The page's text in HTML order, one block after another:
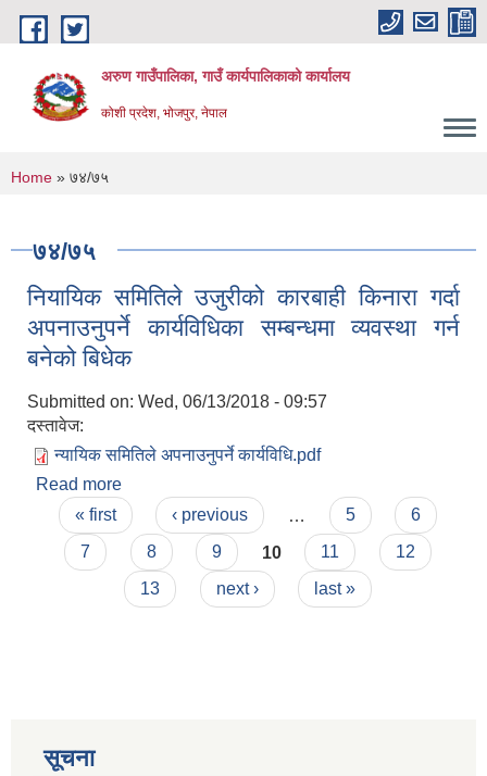
Skip to main content
अरुण गाउँपालिका, गाउँ कार्यपालिकाको कार्यालय
कोशी प्रदेश, भोजपुर, नेपाल
You are here
Home » ७४/७५
७४/७५
नियायिक समितिले उजुरीको कारबाही किनारा गर्दा
अपनाउनुपर्ने कार्यविधिका सम्बन्धमा व्यवस्था गर्न
बनेको बिधेक
Submitted on: Wed, 06/13/2018 - 09:57
दस्तावेज:
न्यायिक समितिले अपनाउनुपर्ने कार्यविधि.pdf
Read more
अपनाउनुपर्ने कार्यविधिका सम्बन्धमा व्यवस्था गर्न बनेको बिधेक
Pages
« first ‹ previous 5
6
7
8 9 10 11
12
13
next › last »
सूचना